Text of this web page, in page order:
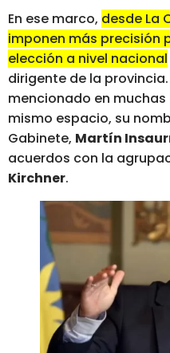
En ese marco, desde La
imponen más precisión
elección a nivel nacional
dirigente de la
mencionado en
mismo espacio, su
Gabinete, Martín
acuerdos con la
Kirchner.